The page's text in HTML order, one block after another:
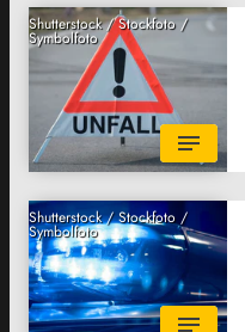
Shutterstock / Stockfoto /
Symbolfoto
Shutterstock / Stockfoto /
Symbolfoto